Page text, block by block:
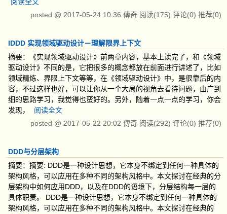
posted @ 2017-05-24 10:36 傳奇 阅读(175) 评论(0) 推荐(0)
IDDD 实现领域驱动设计－理解限界上下文
摘要：《实现领域驱动设计》前两章内容，基本上读完了，和《领域
驱动设计》不同的是，它把很多的概念都放在前面进行讲述了，比如
领域精炼、界限上下文等等，在《领域驱动设计》中，是很靠后的内
容，不过这样也好，可以让你从一个大局的视角去看待问题，由广到
细的思路学习，我觉得也蛮好的。另外，随着一点一点的学习，你会
发现，
阅读全文
posted @ 2017-05-22 20:02 傳奇 阅读(292) 评论(0) 推荐(0)
DDD与分层架构
摘要：摘要: DDD是一种设计思想，它本身不绑定到任何一种具体的
架构风格，可以应用在多种不同的架构风格中。本文探讨在经典的分
层架构中如何应用DDD，以及在DDD的语境下，分层结构每一层的
具体职责。 DDD是一种设计思想，它本身不绑定到任何一种具体的
架构风格，可以应用在多种不同的架构风格中。本文探讨在经典的